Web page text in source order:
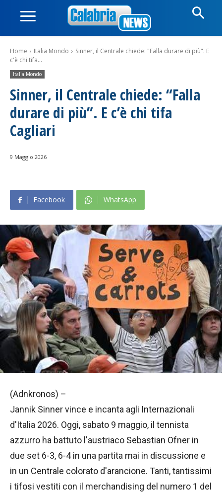
Home Italia Mondo
Sinner, il Centrale chiede: "Falla durare di più". E
c'è chi tifa...
Italia Mondo
Sinner, il Centrale chiede: “Falla
durare di più”. E c’è chi tifa
Cagliari
9 Maggio 2026
Facebook WhatsApp
(Adnkronos) –
Jannik Sinner vince e incanta agli Internazionali
d'Italia 2026. Oggi, sabato 9 maggio, il tennista
azzurro ha battuto l'austriaco Sebastian Ofner in
due set 6-3, 6-4 in una partita mai in discussione e
in un Centrale colorato d'arancione. Tanti, tantissimi
i tifosi vestiti con il merchandising del numero 1 del